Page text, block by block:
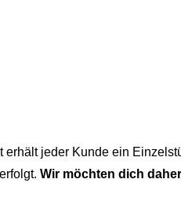
jeder Kunde ein
Wir möchten dich